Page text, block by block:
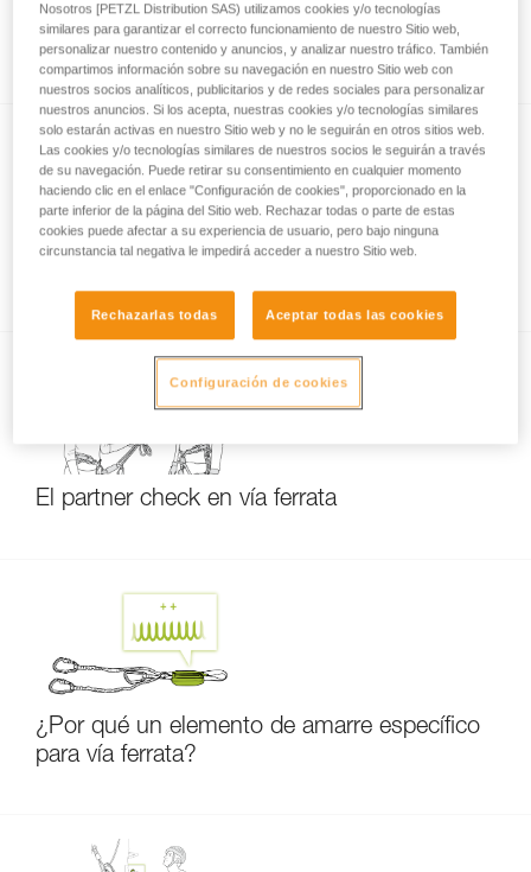
elemento de amarre para escalada o vía
ferrata
El partner check en vía ferrata
¿Por qué un elemento de amarre específico
para vía ferrata?
Nosotros [PETZL Distribution SAS) utilizamos cookies y/o tecnologías
similares para garantizar el correcto funcionamiento de nuestro Sitio web,
personalizar nuestro contenido y anuncios, y analizar nuestro tráfico. También
compartimos información sobre su navegación en nuestro Sitio web con
nuestros socios analíticos, publicitarios y de redes sociales para personalizar
nuestros anuncios. Si los acepta, nuestras cookies y/o tecnologías similares
solo estarán activas en nuestro Sitio web y no le seguirán en otros sitios web.
Las cookies y/o tecnologías similares de nuestros socios le seguirán a través
de su navegación. Puede retirar su consentimiento en cualquier momento
haciendo clic en el enlace "Configuración de cookies", proporcionado en la
parte inferior de la página del Sitio web. Rechazar todas o parte de estas
cookies puede afectar a su experiencia de usuario, pero bajo ninguna
circunstancia tal negativa le impedirá acceder a nuestro Sitio web.
Rechazarlas todas Aceptar todas las cookies
Configuración de cookies